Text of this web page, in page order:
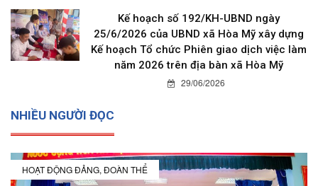
Kế hoạch số 192/KH-UBND ngày
25/6/2026 của UBND xã Hòa Mỹ xây dựng
Kế hoạch Tổ chức Phiên giao dịch việc làm
năm 2026 trên địa bàn xã Hòa Mỹ
29/06/2026
NHIỀU NGƯỜI ĐỌC
HOẠT ĐỘNG ĐẢNG, ĐOÀN THỂ